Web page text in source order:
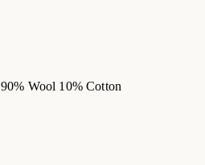
90% Wool 10% Cotton